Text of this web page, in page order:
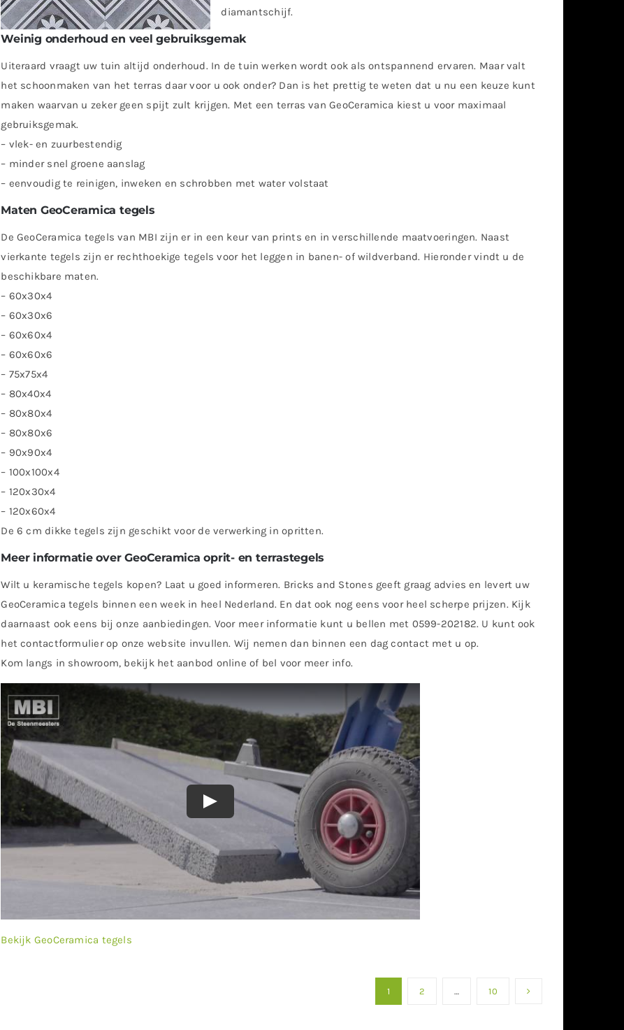
diamantschijf.
Weinig onderhoud en veel gebruiksgemak
Uiteraard vraagt uw tuin altijd onderhoud. In de tuin werken wordt ook als ontspannend ervaren. Maar valt
het schoonmaken van het terras daar voor u ook onder? Dan is het prettig te weten dat u nu een keuze kunt
maken waarvan u zeker geen spijt zult krijgen. Met een terras van GeoCeramica kiest u voor maximaal
gebruiksgemak.
– vlek- en zuurbestendig
– minder snel groene aanslag
– eenvoudig te reinigen, inweken en schrobben met water volstaat
Maten GeoCeramica tegels
De GeoCeramica tegels van MBI zijn er in een keur van prints en in verschillende maatvoeringen. Naast
vierkante tegels zijn er rechthoekige tegels voor het leggen in banen- of wildverband. Hieronder vindt u de
beschikbare maten.
– 60x30x4
– 60x30x6
– 60x60x4
– 60x60x6
– 75x75x4
– 80x40x4
– 80x80x4
– 80x80x6
– 90x90x4
– 100x100x4
– 120x30x4
– 120x60x4
De 6 cm dikke tegels zijn geschikt voor de verwerking in opritten.
Meer informatie over GeoCeramica oprit- en terrastegels
Wilt u keramische tegels kopen? Laat u goed informeren. Bricks and Stones geeft graag advies en levert uw
GeoCeramica tegels binnen een week in heel Nederland. En dat ook nog eens voor heel scherpe prijzen. Kijk
daarnaast ook eens bij onze aanbiedingen. Voor meer informatie kunt u bellen met 0599-202182. U kunt ook
het contactformulier op onze website invullen. Wij nemen dan binnen een dag contact met u op.
Kom langs in showroom, bekijk het aanbod online of bel voor meer info.
Bekijk GeoCeramica tegels
1 2 … 10